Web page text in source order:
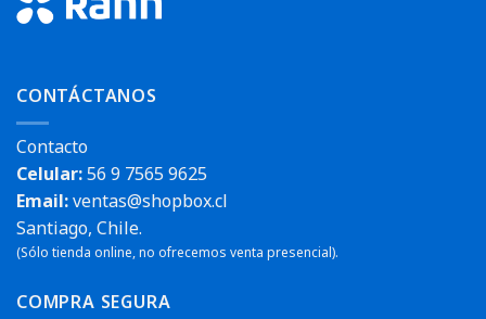
CONTÁCTANOS
Contacto
Celular:56 9 7565 9625
Email:ventas@shopbox.cl
Santiago, Chile.
(Sólo tienda online, no ofrecemos venta presencial).
COMPRA SEGURA